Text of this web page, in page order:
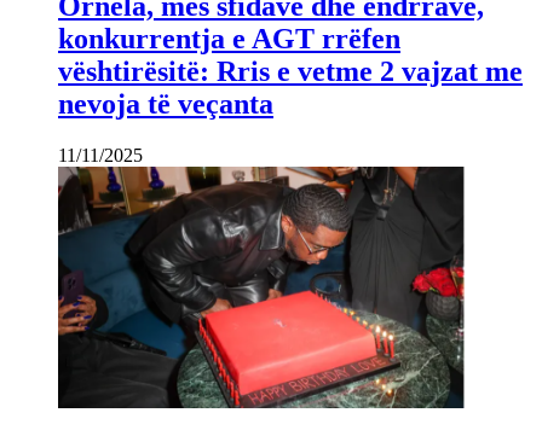
Ornela, mes sfidave dhe ëndrrave,
konkurrentja e AGT rrëfen
vështirësitë: Rris e vetme 2 vajzat me
nevoja të veçanta
11/11/2025